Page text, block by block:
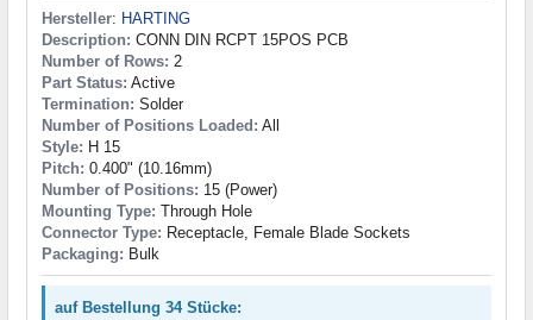
Hersteller: HARTING
Description: CONN DIN RCPT 15POS PCB
Number of Rows: 2
Part Status: Active
Termination: Solder
Number of Positions Loaded: All
Style: H 15
Pitch: 0.400" (10.16mm)
Number of Positions: 15 (Power)
Mounting Type: Through Hole
Connector Type: Receptacle, Female Blade Sockets
Packaging: Bulk
auf Bestellung 34 Stücke: